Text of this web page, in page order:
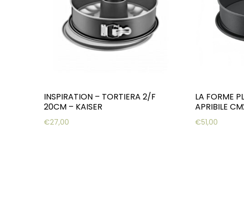
INSPIRATION – TORTIERA 2/F
20CM – KAISER
€27,00
LA FORME
APRIBILE
€51,00